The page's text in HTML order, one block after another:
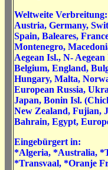
Weltweite Verbreitung:
Austria, Germany,
Spain, Baleares,
Montenegro,
Aegean Isl., N-
Belgium, England,
Hungary, Malta,
European Russia,
Japan, Bonin Isl.
New Zealand, Fujian,
Bahrain, Egypt,
Eingebürgert in:
*Algeria, *Australia,
*Transvaal, *Oranje